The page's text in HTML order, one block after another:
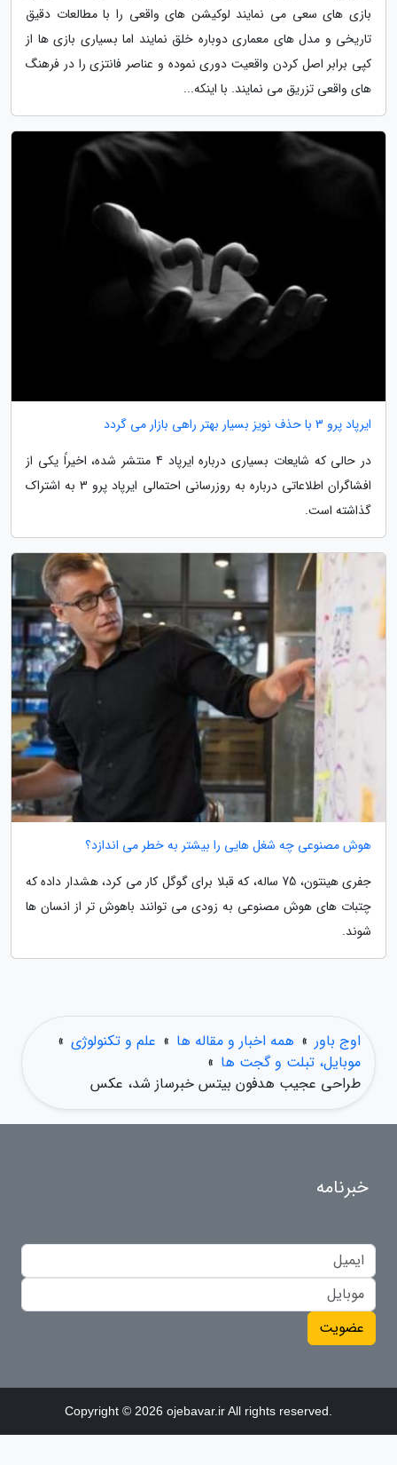
بازی های سعی می نمایند لوکیشن های واقعی را با مطالعات دقیق
تاریخی و مدل های معماری دوباره خلق نمایند اما بسیاری بازی ها از
کپی برابر اصل کردن واقعیت دوری نموده و عناصر فانتزی را در فرهنگ
های واقعی تزریق می نمایند. با اینکه...
ایرپاد پرو 3 با حذف نویز بسیار بهتر راهی بازار می گردد
در حالی که شایعات بسیاری درباره ایرپاد 4 منتشر شده، اخیراً یکی از
افشاگران اطلاعاتی درباره به روزرسانی احتمالی ایرپاد پرو 3 به اشتراک
گذاشته است.
هوش مصنوعی چه شغل هایی را بیشتر به خطر می اندازد؟
جفری هینتون، 75 ساله، که قبلا برای گوگل کار می کرد، هشدار داده که
چتبات های هوش مصنوعی به زودی می توانند باهوش تر از انسان ها
شوند.
اوج باور » همه اخبار و مقاله ها » علم و تکنولوژی »
موبایل، تبلت و گجت ها »
طراحی عجیب هدفون بیتس خبرساز شد، عکس
خبرنامه
عضویت
Copyright © 2026 ojebavar.ir All rights reserved.